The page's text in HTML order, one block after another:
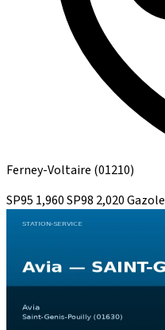
Ferney-Voltaire (01210)
SP95 1,960SP98 2,020Gazole